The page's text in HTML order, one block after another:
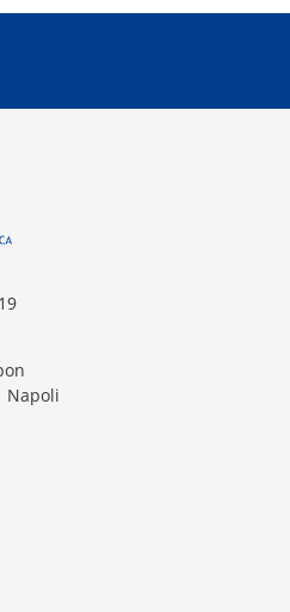
Napoli